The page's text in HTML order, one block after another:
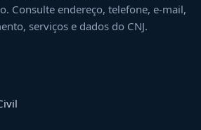
Consulte endereço, telefone, e-mail,
serviços e dados do CNJ.